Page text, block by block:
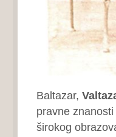
Baltazar,
pravne
širokog